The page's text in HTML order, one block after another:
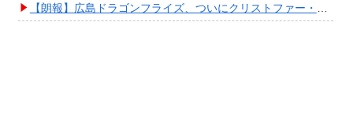
【朗報】広島ドラゴンフライズ、ついにクリストファー・スミス獲得キタ━━━━(ﾟ∀ﾟ)━━━━!!